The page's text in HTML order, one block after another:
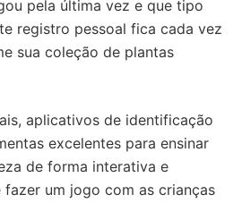
pela última vez e que tipo
registro pessoal fica cada vez
sua coleção de plantas
aplicativos de identificação
excelentes para ensinar
de forma interativa e
um jogo com as crianças